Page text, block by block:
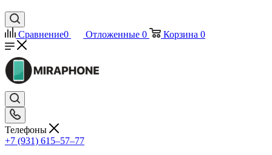
Сравнение0 Отложенные 0 Корзина 0
Телефоны
+7 (931) 615‒57‒77